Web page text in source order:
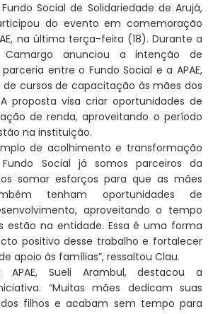
Social de Solidariedade de Arujá,
do evento em comemoração
na última terça-feira (18). Durante a
Camargo anunciou a intenção de
entre o Fundo Social e a APAE,
cursos de capacitação às mães dos
proposta visa criar oportunidades de
de renda, aproveitando o período
na instituição.
de acolhimento e transformação
Social já somos parceiros da
somar esforços para que as mães
tenham oportunidades de
aproveitando o tempo
estão na entidade. Essa é uma forma
positivo desse trabalho e fortalecer
apoio às famílias”, ressaltou Clau.
Sueli Arambul, destacou a
“Muitas mães dedicam suas
filhos e acabam sem tempo para